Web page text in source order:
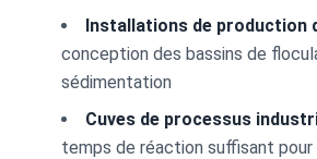
Installations de production
conception des bassins de
sédimentation
Cuves de processus
temps de réaction suffisant